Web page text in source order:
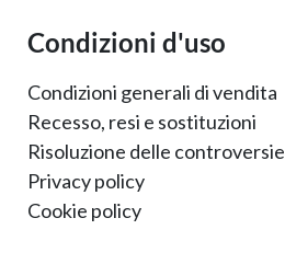
Condizioni d'uso
Condizioni generali di vendita
Recesso, resi e sostituzioni
Risoluzione delle controversie
Privacy policy
Cookie policy